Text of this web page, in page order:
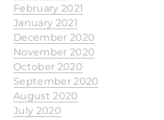
February 2021
January 2021
December 2020
November 2020
October 2020
September 2020
August 2020
July 2020